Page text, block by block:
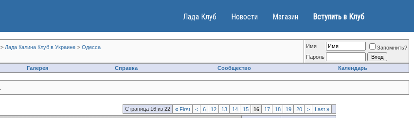
Лада Клуб Новости Магазин Вступить в Клуб
> Лада Калина Клуб в Украине > Одесса Имя
Запомнить?
Пароль
Галерея Справка Сообщество Календарь
Страница 16 из 22 « First < 6 12 13 14 15 16 17 18 19 20 > Last »